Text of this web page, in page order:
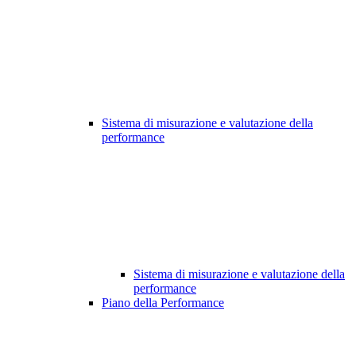
Sistema di misurazione e valutazione della
performance
Sistema di misurazione e valutazione della
performance
Piano della Performance